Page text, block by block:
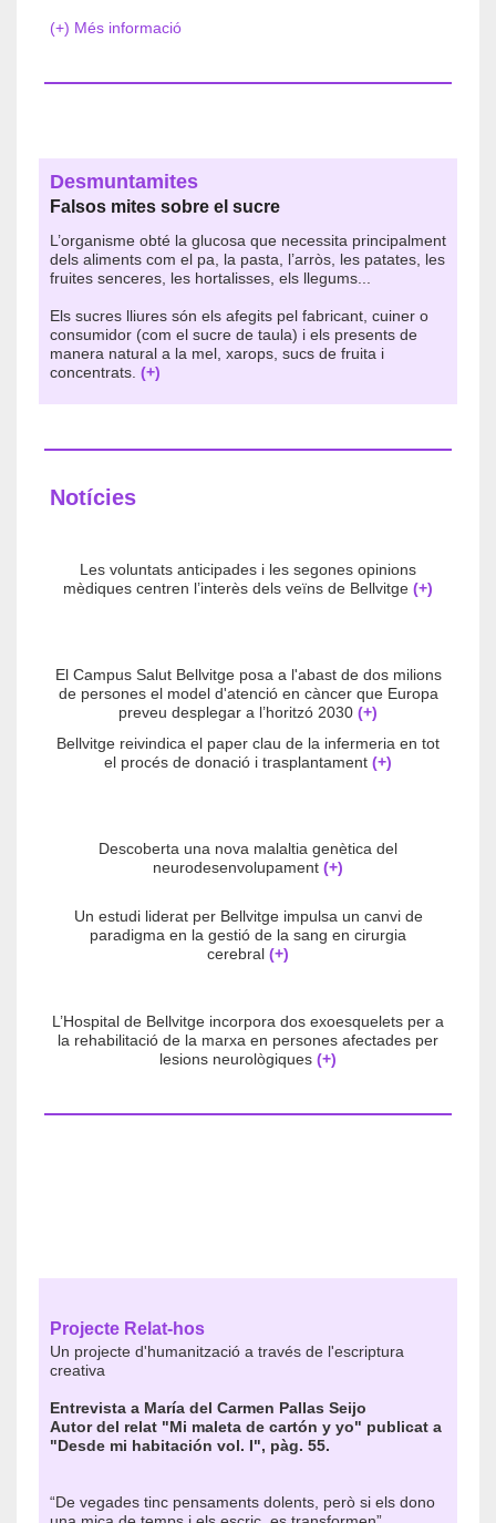
(+) Més informació
Desmuntamites
Falsos mites sobre el sucre
L’organisme obté la glucosa que necessita principalment
dels aliments com el pa, la pasta, l’arròs, les patates, les
fruites senceres, les hortalisses, els llegums...
Els sucres lliures són els afegits pel fabricant, cuiner o
consumidor (com el sucre de taula) i els presents de
manera natural a la mel, xarops, sucs de fruita i
concentrats. (+)
Notícies
Les voluntats anticipades i les segones opinions
mèdiques centren l’interès dels veïns de Bellvitge (+)
El Campus Salut Bellvitge posa a l'abast de dos milions
de persones el model d'atenció en càncer que Europa
preveu desplegar a l’horitzó 2030 (+)
Bellvitge reivindica el paper clau de la infermeria en tot
el procés de donació i trasplantament (+)
Descoberta una nova malaltia genètica del
neurodesenvolupament (+)
Un estudi liderat per Bellvitge impulsa un canvi de
paradigma en la gestió de la sang en cirurgia
cerebral (+)
L’Hospital de Bellvitge incorpora dos exoesquelets per a
la rehabilitació de la marxa en persones afectades per
lesions neurològiques (+)
Projecte Relat-hos
Un projecte d'humanització a través de l'escriptura
creativa
Entrevista a María del Carmen Pallas Seijo
Autor del relat "Mi maleta de cartón y yo" publicat a
"Desde mi habitación vol. I", pàg. 55.
“De vegades tinc pensaments dolents, però si els dono